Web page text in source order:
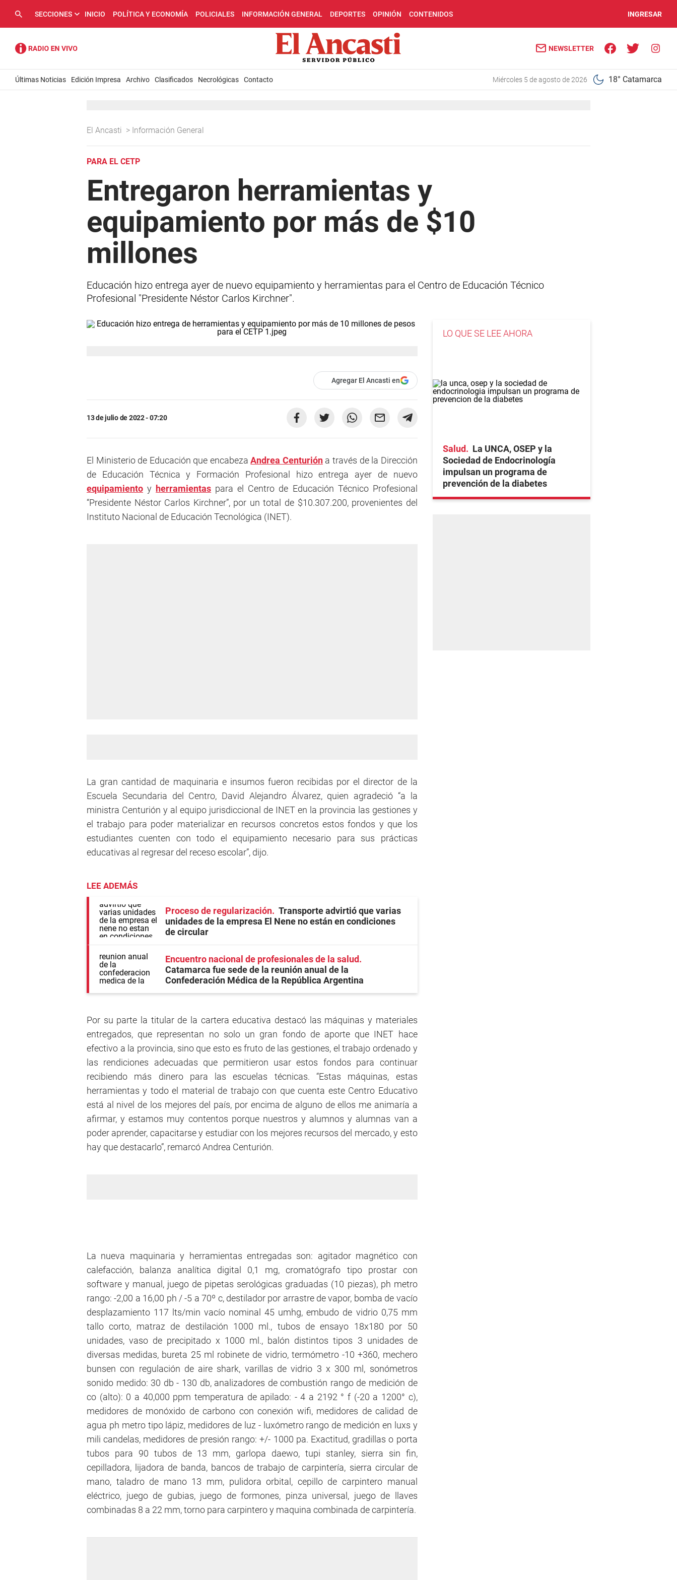
SECCIONES INICIO POLÍTICA Y ECONOMÍA POLICIALES INFORMACIÓN GENERAL DEPORTES OPINIÓN CONTENIDOS INGRESAR
NEWSLETTER
Últimas Noticias Edición Impresa Archivo Clasificados Necrológicas Contacto miércoles 5 de agosto de 2026 18° Catamarca
El Ancasti > Información General
PARA EL CETP
Entregaron herramientas y
equipamiento por más de $10
millones
Educación hizo entrega ayer de nuevo equipamiento y herramientas para el Centro de Educación Técnico
Profesional "Presidente Néstor Carlos Kirchner".
Agregar El Ancasti en
13 de julio de 2022 - 07:20
El Ministerio de Educación que encabezaAndrea Centurióna través de la Dirección
de Educación Técnica y Formación Profesional hizo entrega ayer de nuevo
equipamiento y herramientas para el Centro de Educación Técnico Profesional
“Presidente Néstor Carlos Kirchner”, por un total de $10.307.200, provenientes del
Instituto Nacional de Educación Tecnológica (INET).
La gran cantidad de maquinaria e insumos fueron recibidas por el director de la
Escuela Secundaria del Centro, David Alejandro Álvarez, quien agradeció “a la
ministra Centurión y al equipo jurisdiccional de INET en la provincia las gestiones y
el trabajo para poder materializar en recursos concretos estos fondos y que los
estudiantes cuenten con todo el equipamiento necesario para sus prácticas
educativas al regresar del receso escolar”, dijo.
LEE ADEMÁS
Proceso de regularización
Transporte advirtió que varias
unidades de la empresa El Nene no están en condiciones
de circular
Encuentro nacional de profesionales de la salud
Catamarca fue sede de la reunión anual de la
Confederación Médica de la República Argentina
Por su parte la titular de la cartera educativa destacó las máquinas y materiales
entregados, que representan no solo un gran fondo de aporte que INET hace
efectivo a la provincia, sino que esto es fruto de las gestiones, el trabajo ordenado y
las rendiciones adecuadas que permitieron usar estos fondos para continuar
recibiendo más dinero para las escuelas técnicas. “Estas máquinas, estas
herramientas y todo el material de trabajo con que cuenta este Centro Educativo
está al nivel de los mejores del país, por encima de alguno de ellos me animaría a
afirmar, y estamos muy contentos porque nuestros y alumnos y alumnas van a
poder aprender, capacitarse y estudiar con los mejores recursos del mercado, y esto
hay que destacarlo”, remarcó Andrea Centurión.
La nueva maquinaria y herramientas entregadas son: agitador magnético con
calefacción, balanza analítica digital 0,1 mg, cromatógrafo tipo prostar con
software y manual, juego de pipetas serológicas graduadas (10 piezas), ph metro
rango: -2,00 a 16,00 ph / -5 a 70º c, destilador por arrastre de vapor, bomba de vacío
desplazamiento 117 lts/min vacío nominal 45 umhg, embudo de vidrio 0,75 mm
tallo corto, matraz de destilación 1000 ml., tubos de ensayo 18x180 por 50
unidades, vaso de precipitado x 1000 ml., balón distintos tipos 3 unidades de
diversas medidas, bureta 25 ml robinete de vidrio, termómetro -10 +360, mechero
bunsen con regulación de aire shark, varillas de vidrio 3 x 300 ml, sonómetros
sonido medido: 30 db - 130 db, analizadores de combustión rango de medición de
co (alto): 0 a 40,000 ppm temperatura de apilado: - 4 a 2192 ° f (-20 a 1200° c),
medidores de monóxido de carbono con conexión wifi, medidores de calidad de
agua ph metro tipo lápiz, medidores de luz - luxómetro rango de medición en luxs y
mili candelas, medidores de presión rango: +/- 1000 pa. Exactitud, gradillas o porta
tubos para 90 tubos de 13 mm, garlopa daewo, tupi stanley, sierra sin fin,
cepilladora, lijadora de banda, bancos de trabajo de carpintería, sierra circular de
mano, taladro de mano 13 mm, pulidora orbital, cepillo de carpintero manual
eléctrico, juego de gubias, juego de formones, pinza universal, juego de llaves
combinadas 8 a 22 mm, torno para carpintero y maquina combinada de carpintería.
LO QUE SE LEE AHORA
Salud
La UNCA, OSEP y la
Sociedad de Endocrinología
impulsan un programa de
prevención de la diabetes